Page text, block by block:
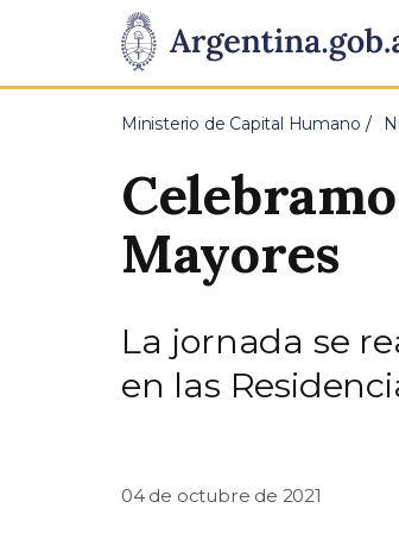
Presidencia
de
Pasar al contenido principal
Ministerio de Capital Humano
Mayores
La jornada se
en las
04 de octubre de 2021